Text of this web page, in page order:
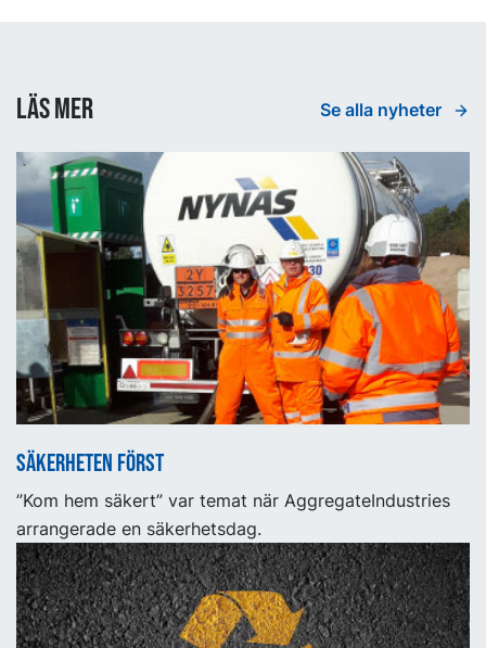
Läs mer Se alla nyheter
Säkerheten först
”Kom hem säkert” var temat när AggregateIndustries
arrangerade en säkerhetsdag.